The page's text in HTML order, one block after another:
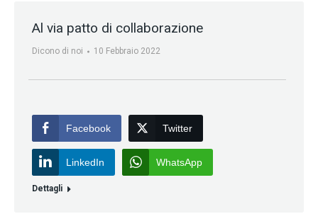
Al via patto di collaborazione
Dicono di noi 10 Febbraio 2022
Facebook Twitter
LinkedIn WhatsApp
Dettagli